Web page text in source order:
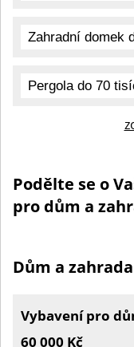
Podělte se o
pro dům a
Dům a
Vybavení pro
60 000 Kč